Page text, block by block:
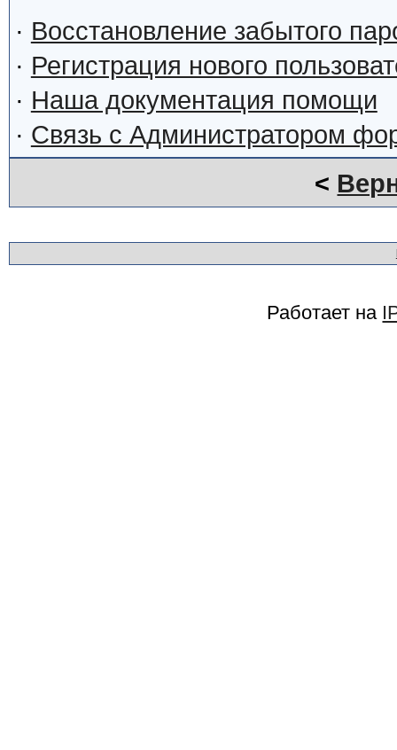
· Восстановление забытого
· Регистрация нового
· Наша документация помощи
· Связь с Администратором
<
Работает на